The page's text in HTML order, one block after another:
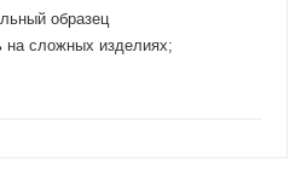
образец
на сложных изделиях;